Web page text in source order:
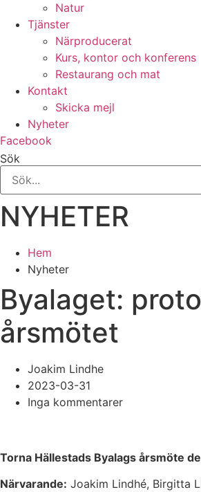
Natur
Tjänster
Närproducerat
Kurs, kontor och konferens
Restaurang och mat
Kontakt
Skicka mejl
Nyheter
Facebook
Sök
NYHETER
Hem
Nyheter
Byalaget:
årsmötet
Joakim Lindhe
2023-03-31
Inga kommentarer
Torna Hällestads Byalags årsmöte
Närvarande: Joakim Lindhé, Birgitta